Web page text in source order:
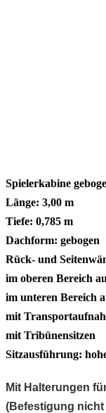
Spielerkabine
Länge: 3,00 m
Tiefe: 0,785 m
Dachform: gebogen
Rück- und
im oberen Bereich
im unteren Bereich
mit
mit Tribünensitzen
Sitzausführung:
Mit Halterungen
(Befestigung